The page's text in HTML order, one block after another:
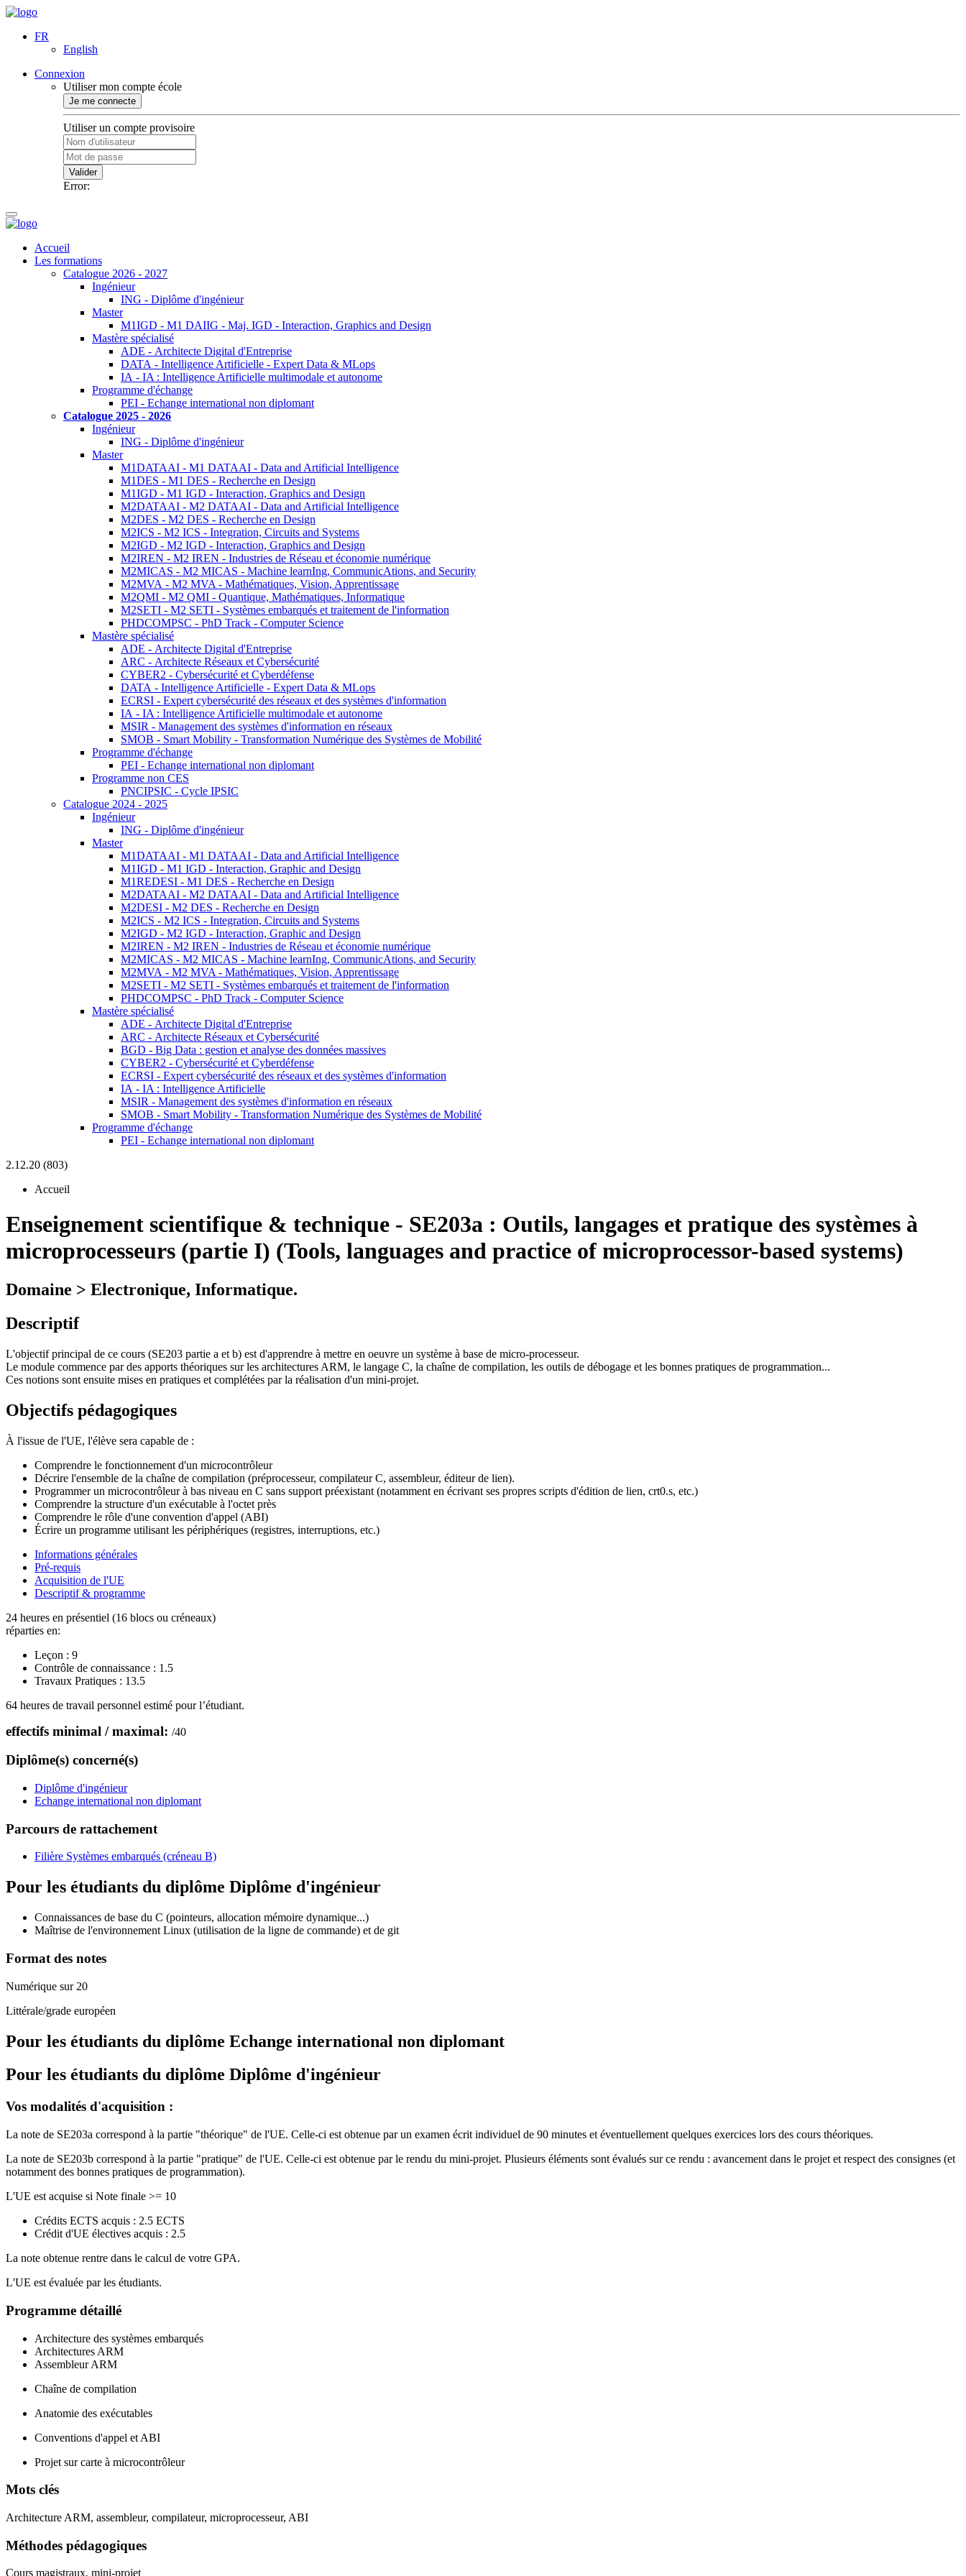
FR
English
Connexion
Utiliser mon compte école
Je me connecte
Utiliser un compte provisoire
Valider
Error:
Accueil
Les formations
Catalogue 2026 - 2027
Ingénieur
ING - Diplôme d'ingénieur
Master
M1IGD - M1 DAIIG - Maj. IGD - Interaction, Graphics and Design
Mastère spécialisé
ADE - Architecte Digital d'Entreprise
DATA - Intelligence Artificielle - Expert Data & MLops
IA - IA : Intelligence Artificielle multimodale et autonome
Programme d'échange
PEI - Echange international non diplomant
Catalogue 2025 - 2026
Ingénieur
ING - Diplôme d'ingénieur
Master
M1DATAAI - M1 DATAAI - Data and Artificial Intelligence
M1DES - M1 DES - Recherche en Design
M1IGD - M1 IGD - Interaction, Graphics and Design
M2DATAAI - M2 DATAAI - Data and Artificial Intelligence
M2DES - M2 DES - Recherche en Design
M2ICS - M2 ICS - Integration, Circuits and Systems
M2IGD - M2 IGD - Interaction, Graphics and Design
M2IREN - M2 IREN - Industries de Réseau et économie numérique
M2MICAS - M2 MICAS - Machine learnIng, CommunicAtions, and Security
M2MVA - M2 MVA - Mathématiques, Vision, Apprentissage
M2QMI - M2 QMI - Quantique, Mathématiques, Informatique
M2SETI - M2 SETI - Systèmes embarqués et traitement de l'information
PHDCOMPSC - PhD Track - Computer Science
Mastère spécialisé
ADE - Architecte Digital d'Entreprise
ARC - Architecte Réseaux et Cybersécurité
CYBER2 - Cybersécurité et Cyberdéfense
DATA - Intelligence Artificielle - Expert Data & MLops
ECRSI - Expert cybersécurité des réseaux et des systèmes d'information
IA - IA : Intelligence Artificielle multimodale et autonome
MSIR - Management des systèmes d'information en réseaux
SMOB - Smart Mobility - Transformation Numérique des Systèmes de Mobilité
Programme d'échange
PEI - Echange international non diplomant
Programme non CES
PNCIPSIC - Cycle IPSIC
Catalogue 2024 - 2025
Ingénieur
ING - Diplôme d'ingénieur
Master
M1DATAAI - M1 DATAAI - Data and Artificial Intelligence
M1IGD - M1 IGD - Interaction, Graphic and Design
M1REDESI - M1 DES - Recherche en Design
M2DATAAI - M2 DATAAI - Data and Artificial Intelligence
M2DESI - M2 DES - Recherche en Design
M2ICS - M2 ICS - Integration, Circuits and Systems
M2IGD - M2 IGD - Interaction, Graphic and Design
M2IREN - M2 IREN - Industries de Réseau et économie numérique
M2MICAS - M2 MICAS - Machine learnIng, CommunicAtions, and Security
M2MVA - M2 MVA - Mathématiques, Vision, Apprentissage
M2SETI - M2 SETI - Systèmes embarqués et traitement de l'information
PHDCOMPSC - PhD Track - Computer Science
Mastère spécialisé
ADE - Architecte Digital d'Entreprise
ARC - Architecte Réseaux et Cybersécurité
BGD - Big Data : gestion et analyse des données massives
CYBER2 - Cybersécurité et Cyberdéfense
ECRSI - Expert cybersécurité des réseaux et des systèmes d'information
IA - IA : Intelligence Artificielle
MSIR - Management des systèmes d'information en réseaux
SMOB - Smart Mobility - Transformation Numérique des Systèmes de Mobilité
Programme d'échange
PEI - Echange international non diplomant
2.12.20 (803)
Accueil
Enseignement scientifique & technique - SE203a : Outils, langages et pratique des systèmes à
microprocesseurs (partie I) (Tools, languages and practice of microprocessor-based systems)
Domaine > Electronique, Informatique.
Descriptif
L'objectif principal de ce cours (SE203 partie a et b) est d'apprendre à mettre en oeuvre un système à base de micro-processeur.
Le module commence par des apports théoriques sur les architectures ARM, le langage C, la chaîne de compilation, les outils de débogage et les bonnes pratiques de programmation...
Ces notions sont ensuite mises en pratiques et complétées par la réalisation d'un mini-projet.
Objectifs pédagogiques
À l'issue de l'UE, l'élève sera capable de :
Comprendre le fonctionnement d'un microcontrôleur
Décrire l'ensemble de la chaîne de compilation (préprocesseur, compilateur C, assembleur, éditeur de lien).
Programmer un microcontrôleur à bas niveau en C sans support préexistant (notamment en écrivant ses propres scripts d'édition de lien, crt0.s, etc.)
Comprendre la structure d'un exécutable à l'octet près
Comprendre le rôle d'une convention d'appel (ABI)
Écrire un programme utilisant les périphériques (registres, interruptions, etc.)
Informations générales
Pré-requis
Acquisition de l'UE
Descriptif & programme
24 heures en présentiel (16 blocs ou créneaux)
réparties en:
Leçon : 9
Contrôle de connaissance : 1.5
Travaux Pratiques : 13.5
64 heures de travail personnel estimé pour l’étudiant.
effectifs minimal / maximal: /40
Diplôme(s) concerné(s)
Diplôme d'ingénieur
Echange international non diplomant
Parcours de rattachement
Filière Systèmes embarqués (créneau B)
Pour les étudiants du diplôme Diplôme d'ingénieur
Connaissances de base du C (pointeurs, allocation mémoire dynamique...)
Maîtrise de l'environnement Linux (utilisation de la ligne de commande) et de git
Format des notes
Numérique sur 20
Littérale/grade européen
Pour les étudiants du diplôme Echange international non diplomant
Pour les étudiants du diplôme Diplôme d'ingénieur
Vos modalités d'acquisition :
La note de SE203a correspond à la partie "théorique" de l'UE. Celle-ci est obtenue par un examen écrit individuel de 90 minutes et éventuellement quelques exercices lors des cours théoriques.
La note de SE203b correspond à la partie "pratique" de l'UE. Celle-ci est obtenue par le rendu du mini-projet. Plusieurs éléments sont évalués sur ce rendu : avancement dans le projet et respect des consignes (et
notamment des bonnes pratiques de programmation).
L'UE est acquise si Note finale >= 10
Crédits ECTS acquis : 2.5 ECTS
Crédit d'UE électives acquis : 2.5
La note obtenue rentre dans le calcul de votre GPA.
L'UE est évaluée par les étudiants.
Programme détaillé
Architecture des systèmes embarqués
Architectures ARM
Assembleur ARM
Chaîne de compilation
Anatomie des exécutables
Conventions d'appel et ABI
Projet sur carte à microcontrôleur
Mots clés
Architecture ARM, assembleur, compilateur, microprocesseur, ABI
Méthodes pédagogiques
Cours magistraux, mini-projet